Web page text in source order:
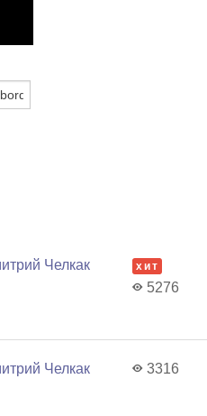
Челкак хит
5276
Челкак 3316